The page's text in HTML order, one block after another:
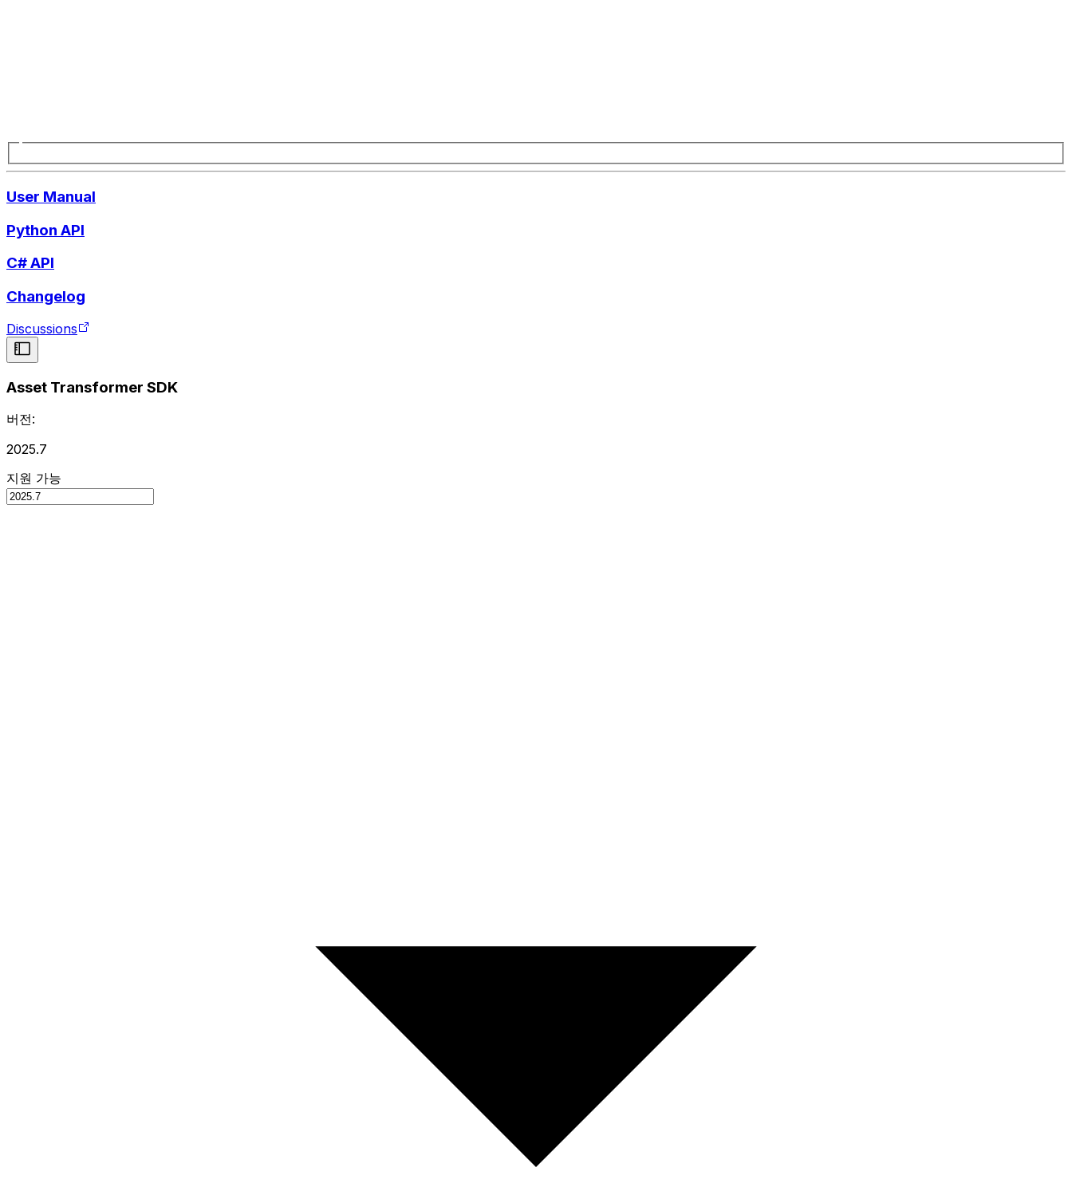
User Manual
Python API
C# API
Changelog
Discussions
Asset Transformer SDK
버전:
2025.7
지원 가능